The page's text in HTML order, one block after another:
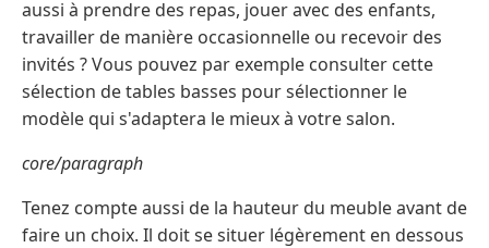
aussi à prendre des repas, jouer avec des enfants,
travailler de manière occasionnelle ou recevoir des
invités ? Vous pouvez par exemple consulter cette
sélection de tables basses pour sélectionner le
modèle qui s'adaptera le mieux à votre salon.
core/paragraph
Tenez compte aussi de la hauteur du meuble avant de
faire un choix. Il doit se situer légèrement en dessous